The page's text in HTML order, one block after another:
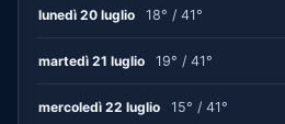
lunedì 20 luglio 18° / 41°
martedì 21 luglio 19° / 41°
mercoledì 22 luglio 15° / 41°